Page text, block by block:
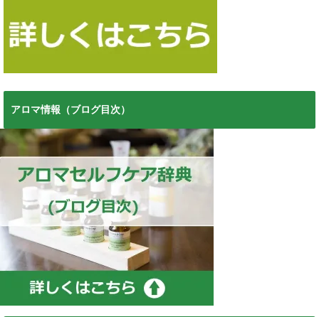
アロマ情報（ブログ目次）